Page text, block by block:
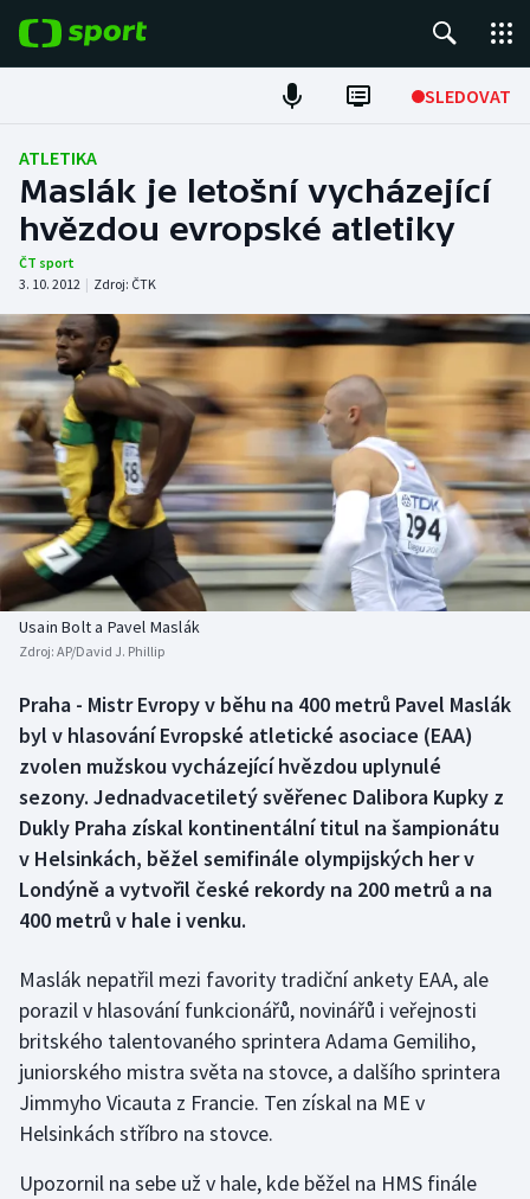
SLEDOVAT
Fotbal
Hokej
Tenis
Atletika
Cyklistika
DALŠÍ SPORTY
Americký fotbal
Baseball a softbal
Basketbal
Biatlon
Boby a skeleton
Box
Curling
Dostihy
Futsal
Golf
Gymnastika
Házená
NEPŘEHLÉDNĚTE
Soutěže
Historické návraty
Aplikace ČT sport
AZ kvíz
ATLETIKA
Maslák je letošní vycházející
hvězdou evropské atletiky
ČT sport
3. 10. 2012 | Zdroj: ČTK
Usain Bolt a Pavel Maslák
Zdroj: AP/David J. Phillip
Praha - Mistr Evropy v běhu na 400 metrů Pavel Maslák
byl v hlasování Evropské atletické asociace (EAA)
zvolen mužskou vycházející hvězdou uplynulé
sezony. Jednadvacetiletý svěřenec Dalibora Kupky z
Dukly Praha získal kontinentální titul na šampionátu
v Helsinkách, běžel semifinále olympijských her v
Londýně a vytvořil české rekordy na 200 metrů a na
400 metrů v hale i venku.
Maslák nepatřil mezi favority tradiční ankety EAA, ale
porazil v hlasování funkcionářů, novinářů i veřejnosti
britského talentovaného sprintera Adama Gemiliho,
juniorského mistra světa na stovce, a dalšího sprintera
Jimmyho Vicauta z Francie. Ten získal na ME v
Helsinkách stříbro na stovce.
Upozornil na sebe už v hale, kde běžel na HMS finále